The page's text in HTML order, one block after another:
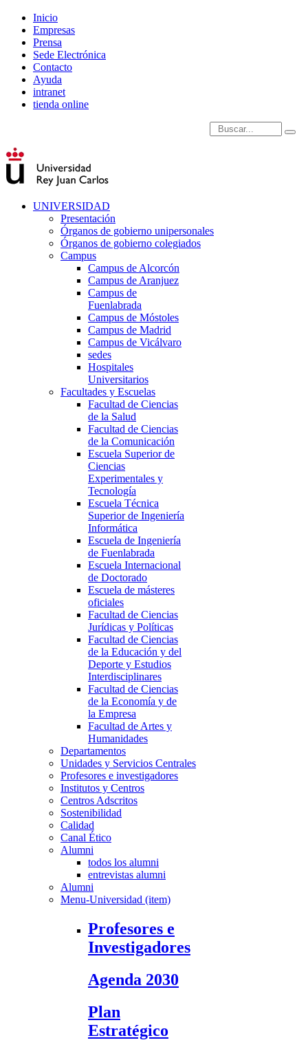
Inicio
Empresas
Prensa
Sede Electrónica
Contacto
Ayuda
intranet
tienda online
Introduce términos de
UNIVERSIDAD
Presentación
Órganos de gobierno unipersonales
Órganos de gobierno colegiados
Campus
Campus de Alcorcón
Campus de Aranjuez
Campus de
Fuenlabrada
Campus de Móstoles
Campus de Madrid
Campus de Vicálvaro
sedes
Hospitales
Universitarios
Facultades y Escuelas
Facultad de Ciencias
de la Salud
Facultad de Ciencias
de la Comunicación
Escuela Superior de
Ciencias
Experimentales y
Tecnología
Escuela Técnica
Superior de Ingeniería
Informática
Escuela de Ingeniería
de Fuenlabrada
Escuela Internacional
de Doctorado
Escuela de másteres
oficiales
Facultad de Ciencias
Jurídicas y Políticas
Facultad de Ciencias
de la Educación y del
Deporte y Estudios
Interdisciplinares
Facultad de Ciencias
de la Economía y de
la Empresa
Facultad de Artes y
Humanidades
Departamentos
Unidades y Servicios Centrales
Profesores e investigadores
Institutos y Centros
Centros Adscritos
Sostenibilidad
Calidad
Canal Ético
Alumni
todos los alumni
entrevistas alumni
Alumni
Menu-Universidad (item)
Profesores e
Investigadores
Agenda 2030
Plan
Estratégico